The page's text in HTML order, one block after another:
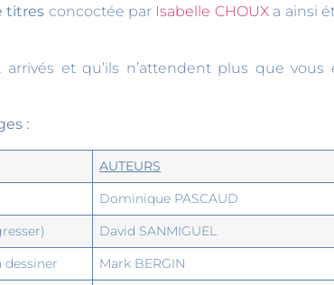
titres concoctée par Isabelle CHOUXa ainsi
et qu’ils n’attendent plus que
:
AUTEURS
Dominique PASCAUD
David SANMIGUEL
dessiner
Mark BERGIN